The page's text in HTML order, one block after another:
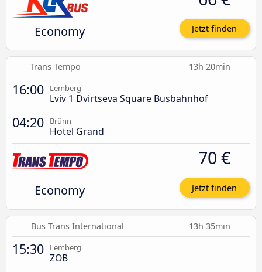
Economy Jetzt finden
Trans Tempo 13h 20min
16:00 Lemberg
Lviv 1 Dvirtseva Square Busbahnhof
04:20 Brünn
Hotel Grand
Economy
70 €
Jetzt finden
Bus Trans International 13h 35min
15:30 Lemberg
ZOB